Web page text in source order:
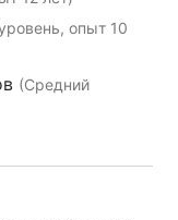
опыт 10
(Средний